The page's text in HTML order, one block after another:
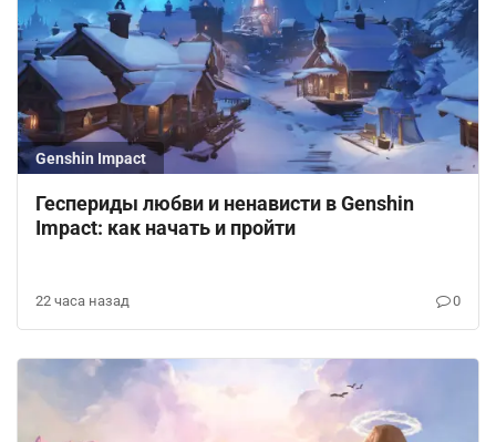
Genshin Impact
Геспериды любви и ненависти в Genshin
Impact: как начать и пройти
22 часа назад 0